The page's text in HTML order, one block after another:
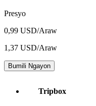
Presyo
0,99 USD/Araw
1,37 USD/Araw
Bumili Ngayon
Tripbox